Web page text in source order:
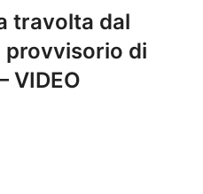
travolta dal
di
VIDEO